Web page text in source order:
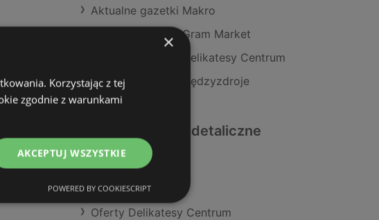
Aktualne gazetki Makro
Aktualne gazetki Gram Market
Aktualne gazetki Delikatesy Centrum
Sklepy Żabka w Międzyzdroje
Podobne sklepy detaliczne
Oferty Makro
Oferty Dealz
Oferty Delikatesy Centrum
×
Korzystając z tej
zgodnie z warunkami
AKCEPTUJ WSZYSTKIE
POWERED BY COOKIESCRIPT